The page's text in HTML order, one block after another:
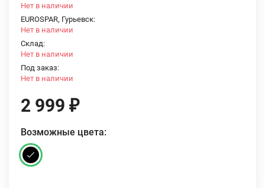
Нет в наличии
EUROSPAR, Гурьевск:
Нет в наличии
Склад:
Нет в наличии
Под заказ:
Нет в наличии
2 999 ₽
Возможные цвета: